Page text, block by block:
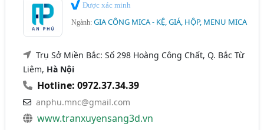
Được xác minh
Ngành:GIA CÔNG MICA - KỆ, GIÁ, HỘP, MENU MICA
Trụ Sở Miền Bắc: Số 298 Hoàng Công Chất, Q. Bắc Từ
Liêm, Hà Nội
Hotline: 0972.37.34.39
anphu.mnc@gmail.com
www.tranxuyensang3d.vn